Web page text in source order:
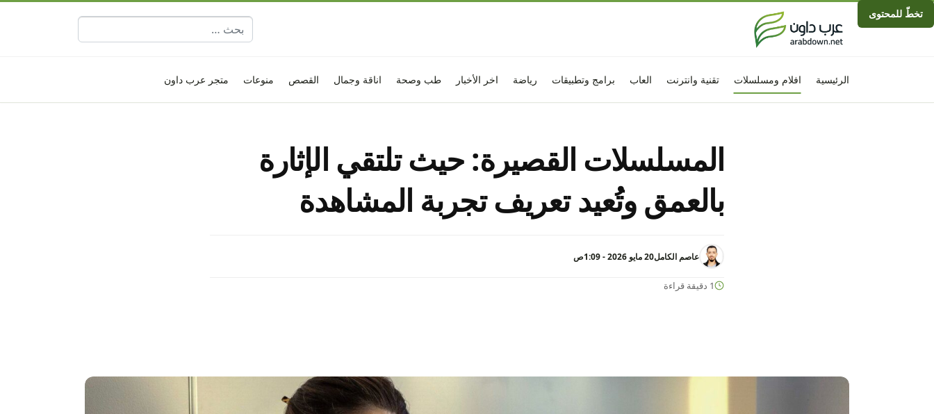
تخطّ للمحتوى
البحث عن:
الرئيسية افلام ومسلسلات تقنية وانترنت العاب برامج وتطبيقات رياضة اخر الأخبار طب وصحة اناقة وجمال القصص منوعات متجر عرب داون
المسلسلات القصيرة: حيث تلتقي الإثارة
بالعمق وتُعيد تعريف تجربة المشاهدة
عاصم الكامل20 مايو 2026 - 1:09ص
1 دقيقة قراءة